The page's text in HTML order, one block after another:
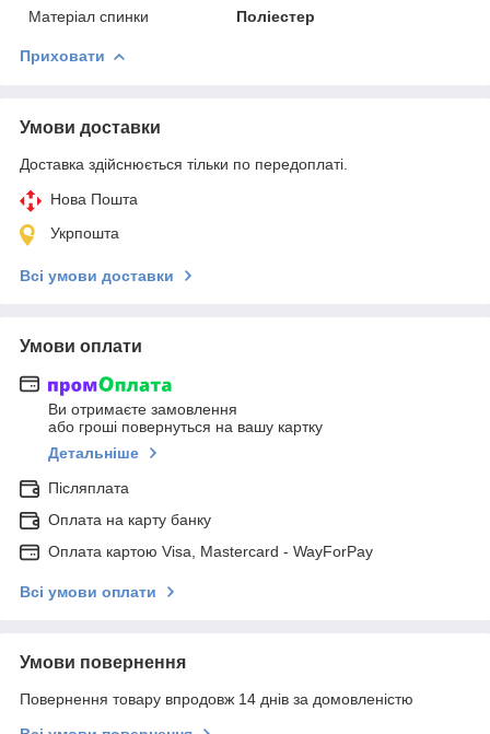
Матеріал спинки
Поліестер
Приховати
Умови доставки
Доставка здійснюється тільки по передоплаті.
Нова Пошта
Укрпошта
Всі умови доставки
Умови оплати
Ви отримаєте замовлення
або гроші повернуться на вашу картку
Детальніше
Післяплата
Оплата на карту банку
Оплата картою Visa, Mastercard - WayForPay
Всі умови оплати
Умови повернення
Повернення товару впродовж 14 днів за домовленістю